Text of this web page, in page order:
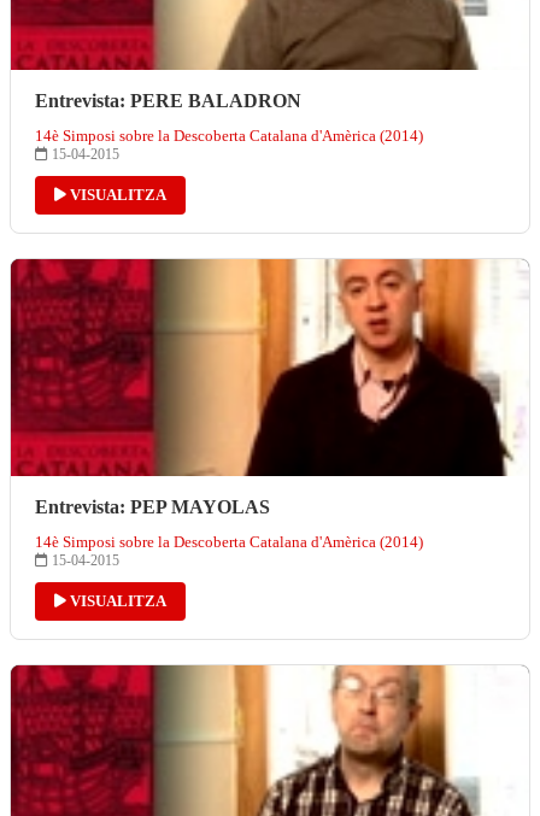
Entrevista: PERE BALADRON
14è Simposi sobre la Descoberta Catalana d'Amèrica (2014)
15-04-2015
VISUALITZA
Entrevista: PEP MAYOLAS
14è Simposi sobre la Descoberta Catalana d'Amèrica (2014)
15-04-2015
VISUALITZA